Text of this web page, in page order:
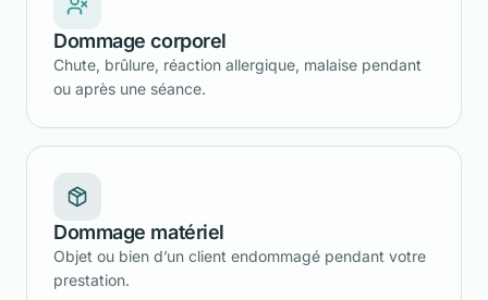
Dommage corporel
Chute, brûlure, réaction allergique, malaise pendant
ou après une séance.
Dommage matériel
Objet ou bien d’un client endommagé pendant votre
prestation.